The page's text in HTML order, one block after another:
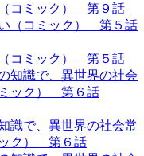
コミック） 第９話
コミック） 第５話
識で、異世界の社会常
ック） 第６話